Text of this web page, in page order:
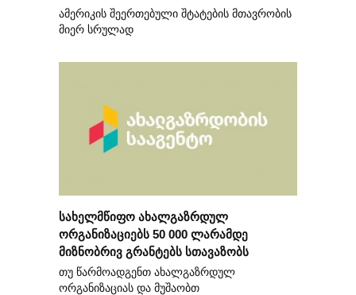
ამერიკის შეერთებული შტატების მთავრობის
მიერ სრულად
სახელმწიფო ახალგაზრდულ
ორგანიზაციებს 50 000 ლარამდე
მიზნობრივ გრანტებს სთავაზობს
თუ წარმოადგენთ ახალგაზრდულ
ორგანიზაციას და მუშაობთ